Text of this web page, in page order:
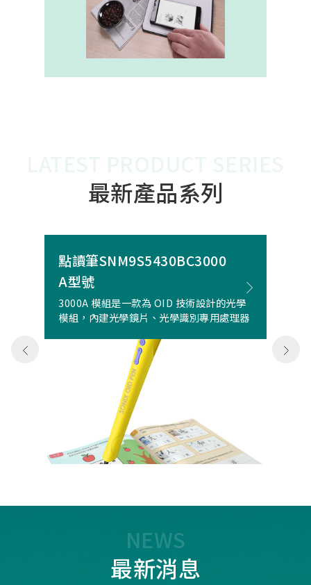
效縮短客戶開發週期，並確保在小型
裝置中仍維持高精度與穩定度，讓產
品能夠以最自然的方式，將紙本與數
位內容緊密連結。
最新產品系列
點讀筆SNM9S5430BC3000
A型號
3000A 模組是一款為 OID 技術設計的光學
模組，內建光學鏡片、光學識別專用處理器
NEWS
最新消息